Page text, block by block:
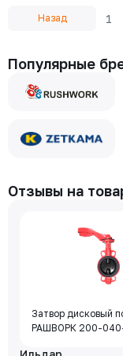
Назад 1
Популярные
Отзывы на
Затвор дисковый
РАШВОРК 200-